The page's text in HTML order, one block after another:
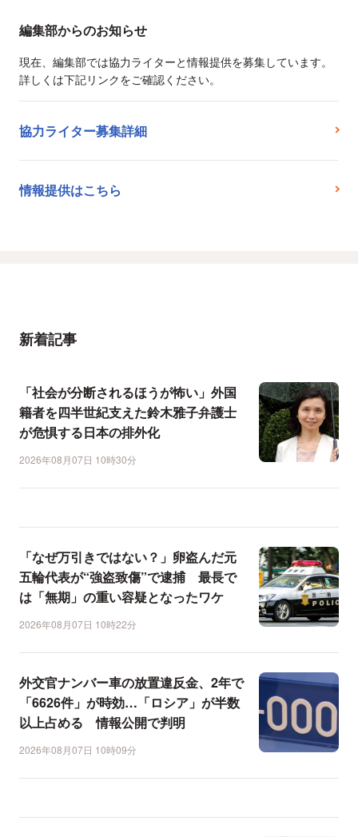
編集部からのお知らせ
現在、編集部では協力ライターと情報提供を募集しています。
詳しくは下記リンクをご確認ください。
協力ライター募集詳細
情報提供はこちら
新着記事
「社会が分断されるほうが怖い」外国
籍者を四半世紀支えた鈴木雅子弁護士
が危惧する日本の排外化
2026年08月07日 10時30分
「なぜ万引きではない？」卵盗んだ元
五輪代表が“強盗致傷”で逮捕 最長で
は「無期」の重い容疑となったワケ
2026年08月07日 10時22分
外交官ナンバー車の放置違反金、2年で
「6626件」が時効…「ロシア」が半数
以上占める 情報公開で判明
2026年08月07日 10時09分